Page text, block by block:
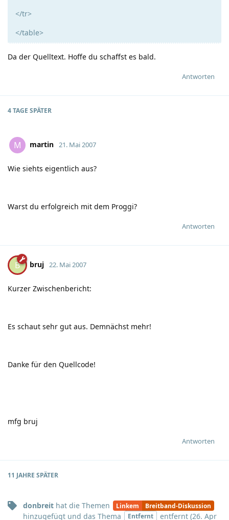
</tr>
</table>
Da der Quelltext. Hoffe du schaffst es bald.
Antworten
4 TAGE SPÄTER
M martin 21. Mai 2007
Wie siehts eigentlich aus?
Warst du erfolgreich mit dem Proggi?
Antworten
B bruj 22. Mai 2007
Kurzer Zwischenbericht:
Es schaut sehr gut aus. Demnächst mehr!
Danke für den Quellcode!
mfg bruj
Antworten
11 JAHRE SPÄTER
donbreit hat die Themen Linkem Breitband-Diskussion
hinzugefügt und das Thema Entfernt entfernt (26. Apr